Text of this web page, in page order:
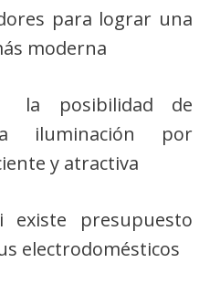
para lograr una
moderna
la posibilidad de
iluminación por
y atractiva
existe presupuesto
electrodomésticos